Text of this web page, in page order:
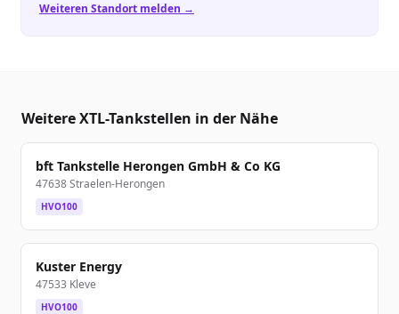
Weiteren Standort melden →
Weitere XTL-Tankstellen in der Nähe
bft Tankstelle Herongen GmbH & Co KG
47638 Straelen-Herongen
HVO100
Kuster Energy
47533 Kleve
HVO100